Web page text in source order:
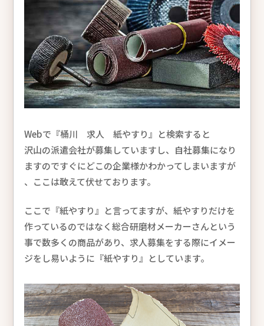
Webで『桶川 求人 紙やすり』と検索すると
沢山の派遣会社が募集していますし、自社募集になり
ますのですぐにどこの企業様かわかってしまいますが
、ここは敢えて伏せております。
ここで『紙やすり』と言ってますが、紙やすりだけを
作っているのではなく総合研磨材メーカーさんという
事で数多くの商品があり、求人募集をする際にイメー
ジをし易いように『紙やすり』としています。